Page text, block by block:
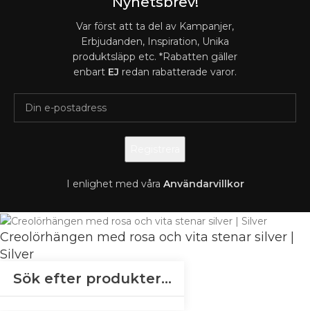
Var först att ta del av Kampanjer,
Erbjudanden, Inspiration, Unika
produktsläpp etc. *Rabatten gäller
enbart EJ redan rabatterade varor.
I enlighet med våra Användarvillkor
Creolörhängen med rosa och vita stenar silver |
Silver
2 599kr
Slut i lager